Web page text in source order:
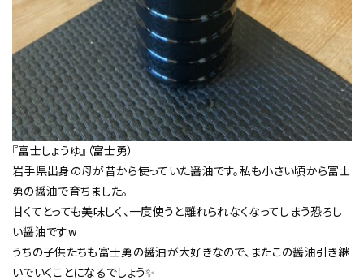
『富士しょうゆ』（富士勇）
岩手県出身の母が昔から使っていた醤油です。私も小さい頃から富士
勇の醤油で育ちました。
甘くてとっても美味しく、一度使うと離れられなくなってしまう恐ろし
い醤油ですw
うちの子供たちも富士勇の醤油が大好きなので、またこの醤油引き継
いでいくことになるでしょう✨